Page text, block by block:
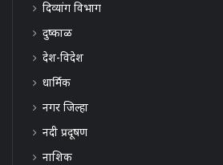
दिव्यांग विभाग
दुष्काळ
देश-विदेश
धार्मिक
नगर जिल्हा
नदी प्रदूषण
नाशिक